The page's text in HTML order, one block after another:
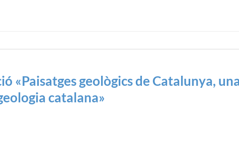
«Paisatges geològics de Catalunya,
catalana»